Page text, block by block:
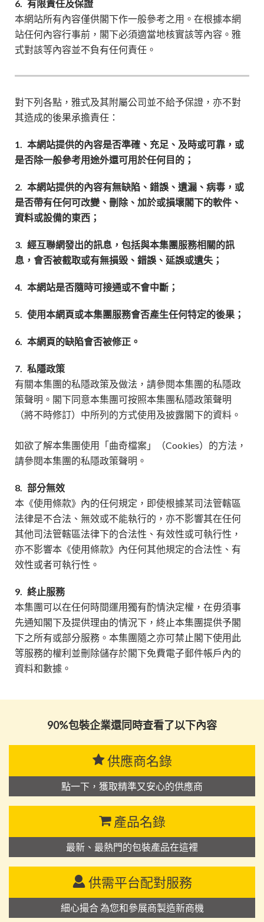
6. 有限責任及保證
本網站所有內容僅供閣下作一般參考之用。在根據本網
站任何內容行事前，閣下必須適當地核實該等內容。雅
式對該等內容並不負有任何責任。
對下列各點，雅式及其附屬公司並不給予保證，亦不對
其造成的後果承擔責任：
1. 本網站提供的內容是否準確、充足、及時或可靠，或
是否除一般參考用途外還可用於任何目的；
2. 本網站提供的內容有無缺陷、錯誤、遺漏、病毒，或
是否帶有任何可改變、刪除、加於或損壞閣下的軟件、
資料或設備的東西；
3. 經互聯網發出的訊息，包括與本集團服務相關的訊
息，會否被截取或有無損毀、錯誤、延誤或遺失；
4. 本網站是否隨時可接通或不會中斷；
5. 使用本網頁或本集團服務會否產生任何特定的後果；
6. 本網頁的缺陷會否被修正。
7. 私隱政策
有關本集團的私隱政策及做法，請參閱本集團的私隱政
策聲明。閣下同意本集團可按照本集團私隱政策聲明
（將不時修訂）中所列的方式使用及披露閣下的資料。
如欲了解本集團使用「曲奇檔案」（Cookies）的方法，
請參閱本集團的私隱政策聲明。
8. 部分無效
本《使用條款》內的任何規定，即使根據某司法管轄區
法律是不合法、無效或不能執行的，亦不影響其在任何
其他司法管轄區法律下的合法性、有效性或可執行性，
亦不影響本《使用條款》內任何其他規定的合法性、有
效性或者可執行性。
9. 終止服務
本集團可以在任何時間運用獨有酌情決定權，在毋須事
先通知閣下及提供理由的情況下，終止本集團提供予閣
下之所有或部分服務。本集團隨之亦可禁止閣下使用此
等服務的權利並刪除儲存於閣下免費電子郵件帳戶內的
資料和數據。
90%包裝企業還同時查看了以下內容
供應商名錄
點一下，獲取精準又安心的供應商
產品名錄
最新、最熱門的包裝產品在這裡
供需平台配對服務
細心撮合 為您和參展商製造新商機